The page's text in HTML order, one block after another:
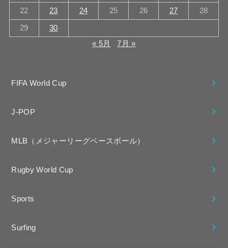
22 23 24 25 26 27 28
29
30
« 5月
7月 »
FIFA World Cup
J-POP
MLB（メジャーリーグベースボール）
Rugby World Cup
Sports
Surfing